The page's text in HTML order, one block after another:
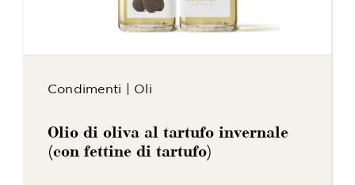
Condimenti Oli
Olio di oliva al tartufo invernale
(con fettine di tartufo)